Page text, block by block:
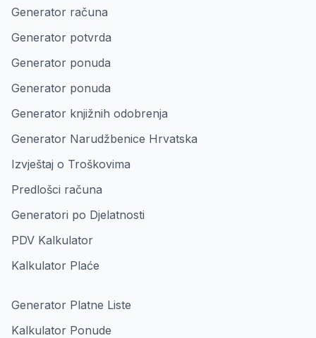
Generator računa
Generator potvrda
Generator ponuda
Generator ponuda
Generator knjižnih odobrenja
Generator Narudžbenice Hrvatska
Izvještaj o Troškovima
Predlošci računa
Generatori po Djelatnosti
PDV Kalkulator
Kalkulator Plaće
Generator Platne Liste
Kalkulator Ponude